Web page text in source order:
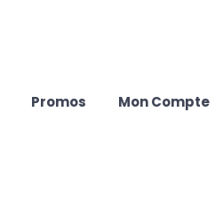
Promos Mon Compte